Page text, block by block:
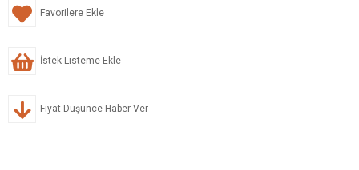
Favorilere Ekle
İstek Listeme Ekle
Fiyat Düşünce Haber Ver